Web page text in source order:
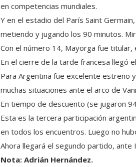
en competencias mundiales.
Y en el estadio del París Saint
metiendo y jugando los 90 minutos.
Con el número 14, Mayorga fue
En el cierre de la tarde francesa llegó
Para Argentina fue excelente estreno
muchas situaciones ante el arco de
En tiempo de descuento (se jugaron
Esta es la tercera participación
en todos los encuentros. Luego no
Ahora llegará el segundo partido, ante
Nota: Adrián Hernández.